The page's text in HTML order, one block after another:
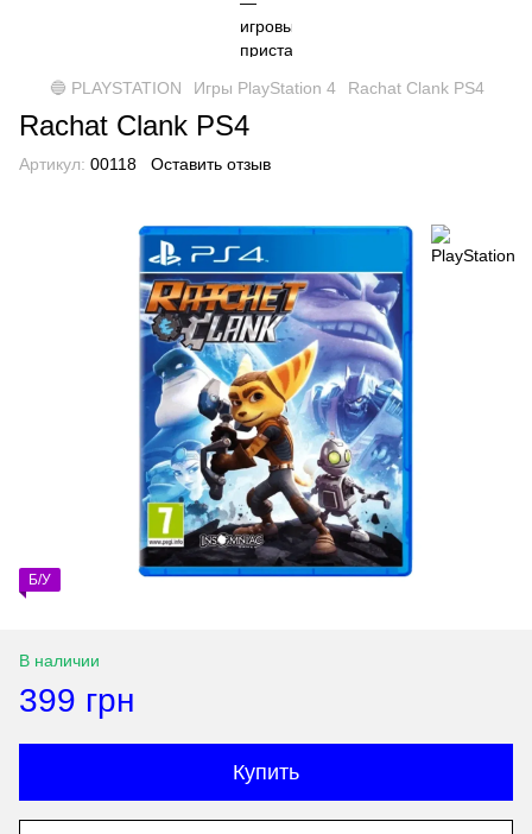
🔵 PLAYSTATION Игры PlayStation 4 Rachat Clank PS4
Rachat Clank PS4
Артикул: 00118 Оставить отзыв
Б/У
В наличии
399 грн
Купить